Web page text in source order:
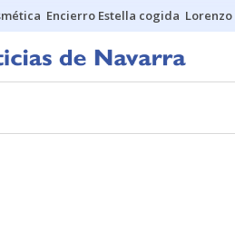
Encierro Estella cogida